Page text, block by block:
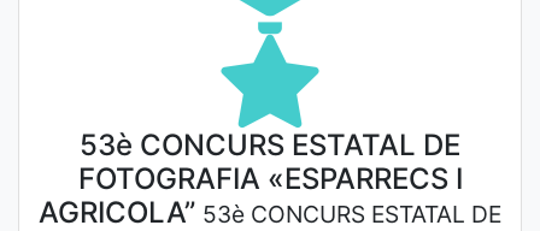
53è CONCURS ESTATAL DE
FOTOGRAFIA «ESPARRECS I
AGRICOLA” 53è CONCURS ESTATAL DE